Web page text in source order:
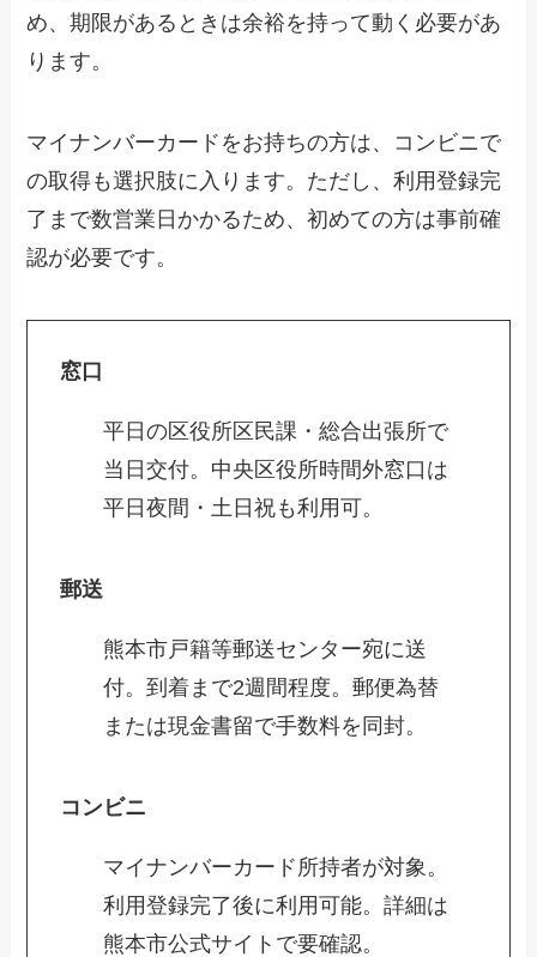
め、期限があるときは余裕を持って動く必要があ
ります。
マイナンバーカードをお持ちの方は、コンビニで
の取得も選択肢に入ります。ただし、利用登録完
了まで数営業日かかるため、初めての方は事前確
認が必要です。
窓口
平日の区役所区民課・総合出張所で
当日交付。中央区役所時間外窓口は
平日夜間・土日祝も利用可。
郵送
熊本市戸籍等郵送センター宛に送
付。到着まで2週間程度。郵便為替
または現金書留で手数料を同封。
コンビニ
マイナンバーカード所持者が対象。
利用登録完了後に利用可能。詳細は
熊本市公式サイトで要確認。